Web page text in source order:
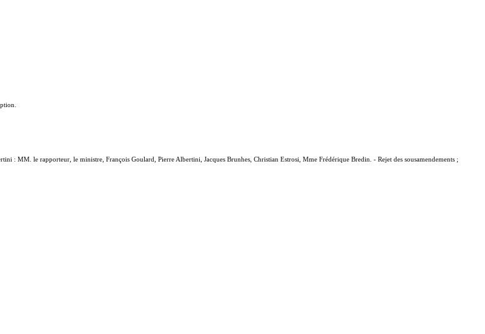
: MM. le rapporteur, le ministre, François Goulard, Pierre Albertini, Jacques Brunhes, Christian Estrosi, Mme Frédérique Bredin. - Rejet des sousamendements ;